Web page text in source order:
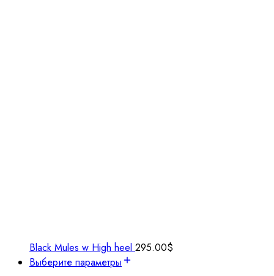
Black Mules w High heel 295.00$
Выберите параметры